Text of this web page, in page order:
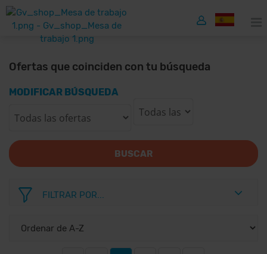
Ofertas que coinciden con tu búsqueda
MODIFICAR BÚSQUEDA
BUSCAR
FILTRAR POR...